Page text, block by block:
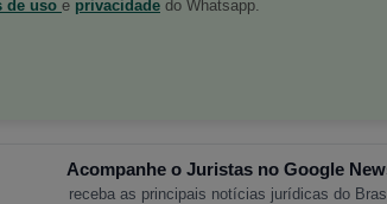
de uso e privacidade do Whatsapp.
Acompanhe o Juristas no Google
receba as principais notícias jurídicas do